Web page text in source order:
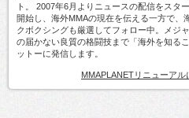
ト。 2007年6月よりニュースの配信をスタ
開始し、海外MMAの現在を伝える一方で、
クボクシングも厳選してフォロー中。メジ
の届かない良質の格闘技まで「海外を知る
ットーに発信します。
MMAPLANETリニューアル